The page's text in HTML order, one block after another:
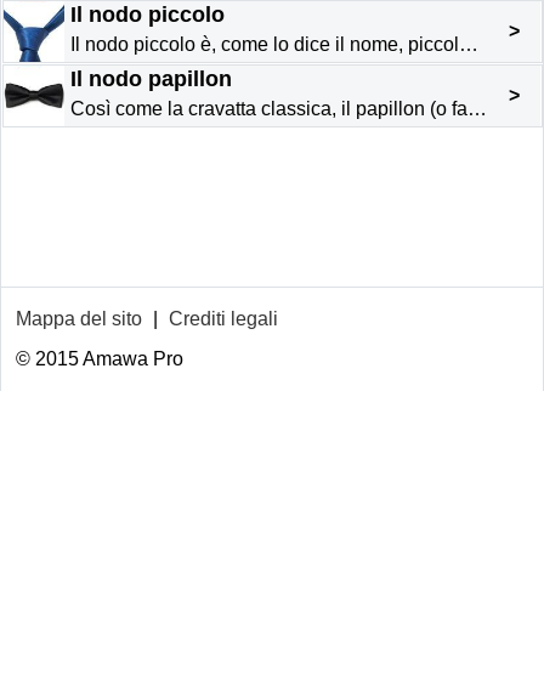
Il nodo piccolo
Il nodo piccolo è, come lo dice il nome, piccolo. Si accorda in modo particolare con le cravatte spesse o con le camicie a collo stretto. Deve essere evitato con le camicie a collo lungo o aperto. Re...
>
Il nodo papillon
Così come la cravatta classica, il papillon (o farfallino) si declina in tutti i colori ed in tutti i motivi. Generalmente nero, il nodo papillon si porta con uno smoking nero ed una camicia bianca c...
>
Mappa del sito
Crediti legali
© 2015 Amawa Pro